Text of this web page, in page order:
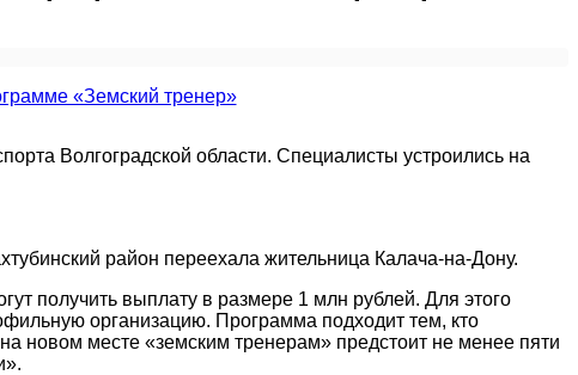
Волгоградской области. Специалисты устроились на
район переехала жительница Калача-на-Дону.
получить выплату в размере 1 млн рублей. Для этого
организацию. Программа подходит тем, кто
новом месте «земским тренерам» предстоит не менее пяти